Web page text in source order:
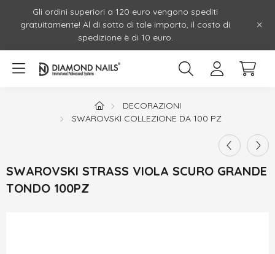
Gli ordini superiori a 120 euro vengono spediti
gratuitamente! Al di sotto di tale importo, il costo di
spedizione è di 10 euro.
DECORAZIONI
SWAROVSKI COLLEZIONE DA 100 PZ
SWAROVSKI STRASS VIOLA SCURO GRANDE
TONDO 100PZ